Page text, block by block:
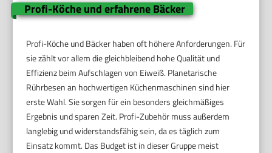
Profi-Köche und erfahrene Bäcker
Profi-Köche und Bäcker haben oft höhere Anforderungen. Für
sie zählt vor allem die gleichbleibend hohe Qualität und
Effizienz beim Aufschlagen von Eiweiß. Planetarische
Rührbesen an hochwertigen Küchenmaschinen sind hier
erste Wahl. Sie sorgen für ein besonders gleichmäßiges
Ergebnis und sparen Zeit. Profi-Zubehör muss außerdem
langlebig und widerstandsfähig sein, da es täglich zum
Einsatz kommt. Das Budget ist in dieser Gruppe meist